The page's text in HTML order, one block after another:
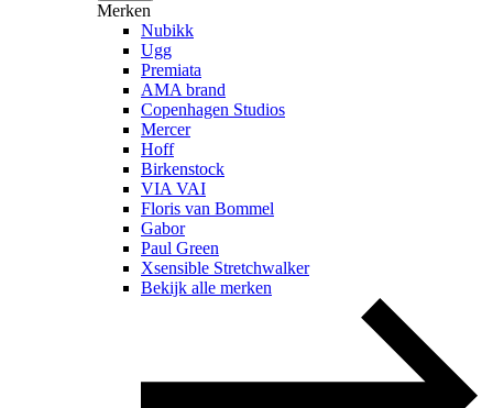
Merken
Nubikk
Ugg
Premiata
AMA brand
Copenhagen Studios
Mercer
Hoff
Birkenstock
VIA VAI
Floris van Bommel
Gabor
Paul Green
Xsensible Stretchwalker
Bekijk alle merken